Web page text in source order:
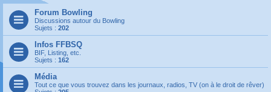
Forum Bowling
Discussions autour du Bowling
Sujets : 202
Infos FFBSQ
BIF, Listing, etc.
Sujets : 162
Média
Tout ce que vous trouvez dans les journaux, radios, TV (on à le droit de rêver)